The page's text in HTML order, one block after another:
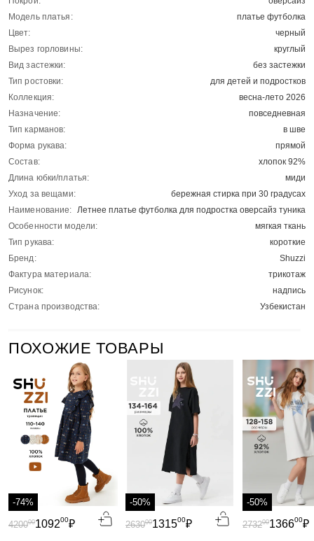
Модель платья:
платье футболка
Цвет:
черный
Вырез горловины:
круглый
Вид застежки:
без застежки
Тип ростовки:
для детей и подростков
Коллекция:
весна-лето 2026
Назначение:
повседневная
Тип карманов:
в шве
Форма рукава:
прямой
Состав:
хлопок 92%
Длина юбки/платья:
миди
Уход за вещами:
бережная стирка при 30 градусах
Наименование: Летнее платье футболка для подростка оверсайз туника
Особенности модели:
мягкая ткань
Тип рукава:
короткие
Бренд:
Shuzzi
Фактура материала:
трикотаж
Рисунок:
надпись
Страна производства:
Узбекистан
ПОХОЖИЕ ТОВАРЫ
-74%
109200₽
420000
-50%
131500₽
263000
-50%
136600₽
273200